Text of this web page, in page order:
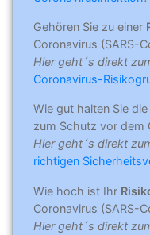
Gehören Sie zu einer
Coronavirus (SARS-
Hier geht´s direkt
Coronavirus-
Wie gut halten Sie die
zum Schutz vor dem
Hier geht´s direkt
richtigen
Wie hoch ist Ihr
Coronavirus (SARS-
Hier geht´s direkt